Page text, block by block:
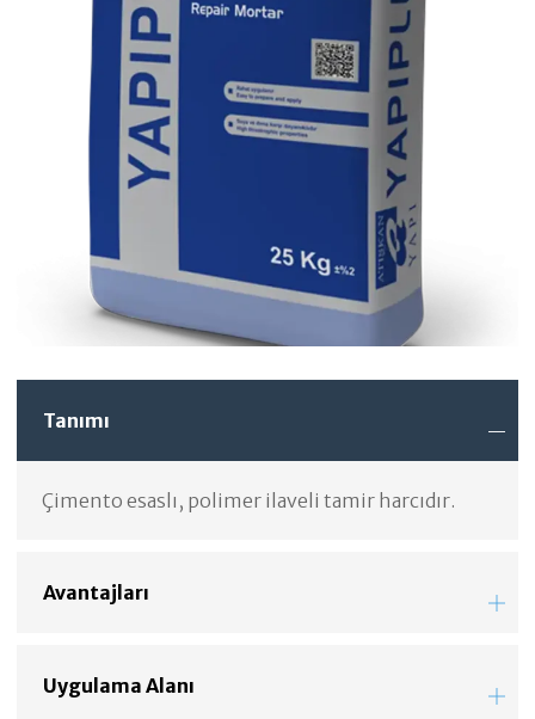
Tanımı
Çimento esaslı, polimer ilaveli tamir harcıdır.
Avantajları
Uygulama Alanı